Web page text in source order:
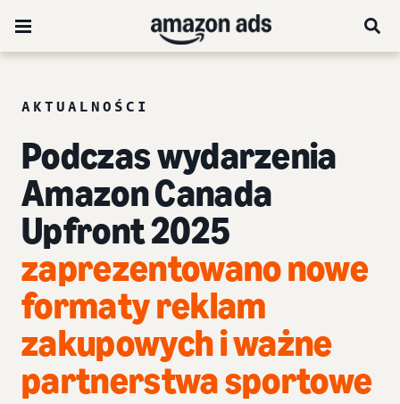
AKTUALNOŚCI
Podczas wydarzenia
Amazon Canada
Upfront 2025
zaprezentowano nowe
formaty reklam
zakupowych i ważne
partnerstwa sportowe